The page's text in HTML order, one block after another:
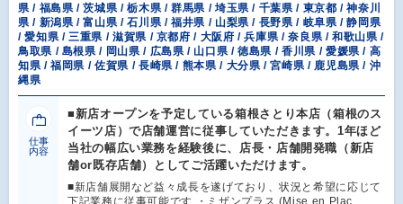
県 / 福島県 / 茨城県 / 栃木県 / 群馬県 / 埼玉県 / 千葉県 / 東京都 / 神奈川
県 / 新潟県 / 富山県 / 石川県 / 福井県 / 山梨県 / 長野県 / 岐阜県 / 静岡県
/ 愛知県 / 三重県 / 滋賀県 / 京都府 / 大阪府 / 兵庫県 / 奈良県 / 和歌山県 /
鳥取県 / 島根県 / 岡山県 / 広島県 / 山口県 / 徳島県 / 香川県 / 愛媛県 / 高
知県 / 福岡県 / 佐賀県 / 長崎県 / 熊本県 / 大分県 / 宮崎県 / 鹿児島県 / 沖
縄県
仕事
内容
■新店オープンを予定している箱根さとり本店（箱根のス
イーツ店）で店舗運営に従事していただきます。1年ほど
当社の幅広い業務を経験後に、店長・店舗開発職（新店
舗or既存店舗）としてご活躍いただけます。
■新店舗展開など益々成長を遂げており、状況と希望に応じて
下記業務に従事可能です ・ミザンプラス (Mise en Plac…